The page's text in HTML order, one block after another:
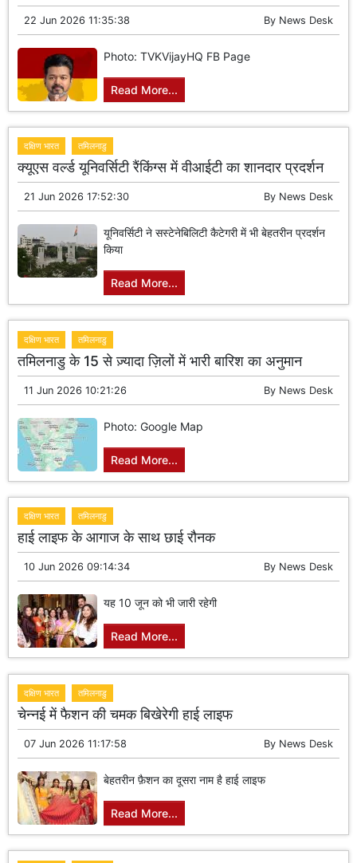
22 Jun 2026 11:35:38 By News Desk
Photo: TVKVijayHQ FB Page
Read More...
दक्षिण भारत तमिलनाडु
क्यूएस वर्ल्ड यूनिवर्सिटी रैंकिंग्स में वीआईटी का शानदार प्रदर्शन
21 Jun 2026 17:52:30 By News Desk
यूनिवर्सिटी ने सस्टेनेबिलिटी कैटेगरी में भी बेहतरीन प्रदर्शन
किया
Read More...
दक्षिण भारत तमिलनाडु
तमिलनाडु के 15 से ज़्यादा ज़िलों में भारी बारिश का अनुमान
11 Jun 2026 10:21:26 By News Desk
Photo: Google Map
Read More...
दक्षिण भारत तमिलनाडु
हाई लाइफ के आगाज के साथ छाई रौनक
10 Jun 2026 09:14:34 By News Desk
यह 10 जून को भी जारी रहेगी
Read More...
दक्षिण भारत तमिलनाडु
चेन्नई में फैशन की चमक बिखेरेगी हाई लाइफ
07 Jun 2026 11:17:58 By News Desk
बेहतरीन फ़ैशन का दूसरा नाम है हाई लाइफ
Read More...